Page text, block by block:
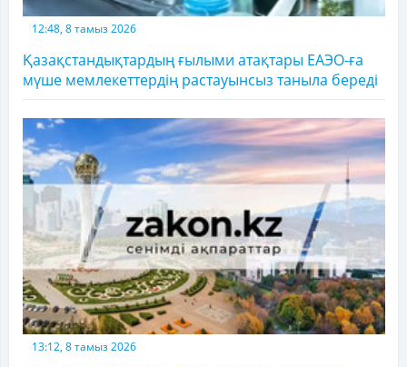
12:48, 8 тамыз 2026
Қазақстандықтардың ғылыми атақтары ЕАЭО-ға
мүше мемлекеттердің растауынсыз таныла береді
13:12, 8 тамыз 2026